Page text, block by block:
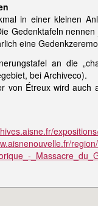
in einer kleinen
Gedenktafeln
eine
an die
bei Archiveco).
von Étreux wird auch